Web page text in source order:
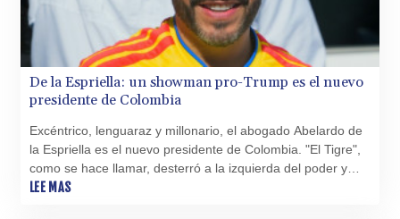
RON 5.244583
RSD 117.338542
RUB 94.338828
RWF
1694.978938
SBD 9.325039
SCR 16.705092
SDG 694.263698
De la Espriella: un showman pro-Trump es el nuevo
presidente de Colombia
Excéntrico, lenguaraz y millonario, el abogado Abelardo de
la Espriella es el nuevo presidente de Colombia. "El Tigre",
como se hace llamar, desterró a la izquierda del poder y
promete derrotar al poderoso narco de la mano de Trump.
LEE MAS